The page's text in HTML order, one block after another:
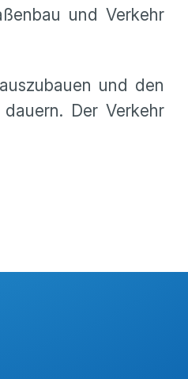
und Verkehr
und den
Der Verkehr